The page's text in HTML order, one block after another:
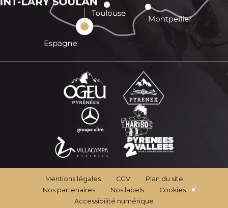
Mentions légales CGV
Plan du site
Nos partenaires
Nos labels
Cookies
Accessibilité numérique